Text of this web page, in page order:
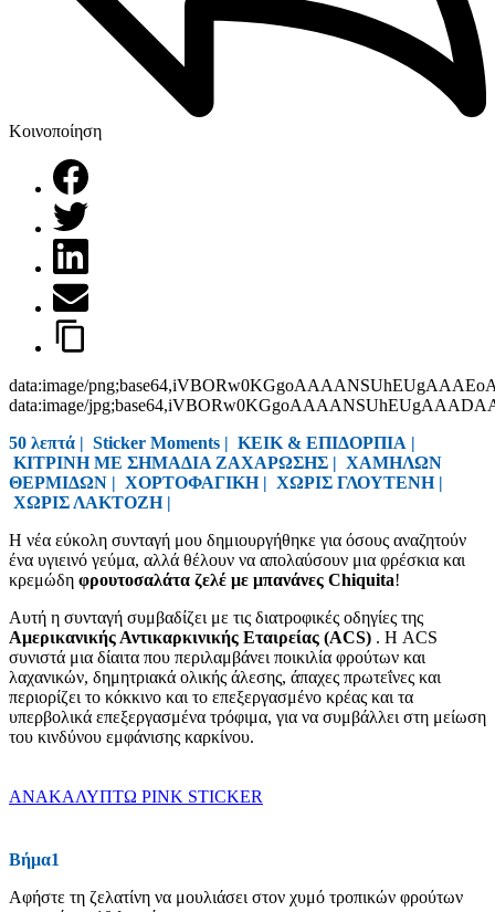
Κοινοποίηση
data:image/
data:image/
50 λεπτά | Sticker Moments | ΚΕΙΚ & ΕΠΙΔΟΡΠΙΑ |
ΚΙΤΡΙΝΗ ΜΕ ΣΗΜΑΔΙΑ ΖΑΧΑΡΩΣΗΣ | ΧΑΜΗΛΩΝ
ΘΕΡΜΙΔΩΝ | ΧΟΡΤΟΦΑΓΙΚΗ| ΧΩΡΙΣ ΓΛΟΥΤΕΝΗ|
ΧΩΡΙΣ ΛΑΚΤΟΖΗ|
Η νέα εύκολη συνταγή μου δημιουργήθηκε για όσους αναζητούν
ένα υγιεινό γεύμα, αλλά θέλουν να απολαύσουν μια φρέσκια και
κρεμώδη φρουτοσαλάτα ζελέ με μπανάνες Chiquita!
Αυτή η συνταγή συμβαδίζει με τις διατροφικές οδηγίες της
Αμερικανικής Αντικαρκινικής Εταιρείας (ACS) . Η ACS
συνιστά μια δίαιτα που περιλαμβάνει ποικιλία φρούτων και
λαχανικών, δημητριακά ολικής άλεσης, άπαχες πρωτεΐνες και
περιορίζει το κόκκινο και το επεξεργασμένο κρέας και τα
υπερβολικά επεξεργασμένα τρόφιμα, για να συμβάλλει στη μείωση
του κινδύνου εμφάνισης καρκίνου.
ΑΝΑΚΑΛΥΠΤΩ PINK STICKER
Βήμα1
Αφήστε τη ζελατίνη να μουλιάσει στον χυμό τροπικών φρούτων